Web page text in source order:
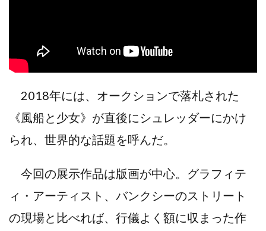
2018年には、オークションで落札された
《風船と少女》が直後にシュレッダーにかけ
られ、世界的な話題を呼んだ。
今回の展示作品は版画が中心。グラフィテ
ィ・アーティスト、バンクシーのストリート
の現場と比べれば、行儀よく額に収まった作